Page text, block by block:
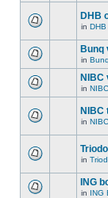
DHB
in
Bunq
in Bunq
NIBC
in
NIBC
in
in
ING
in ING